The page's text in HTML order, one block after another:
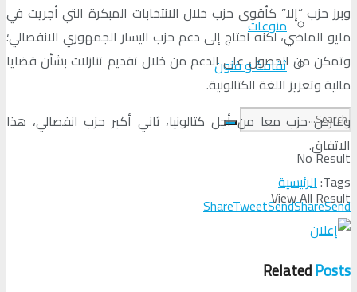
منوعات
ثقافة و فنون
No Result
View All Result
وبرز حزب “إلا” كأقوى حزب خلال الانتخابات المبكرة التي أجريت في
مايو الماضي، لكنه احتاج إلى دعم حزب اليسار الجمهوري الانفصالي؛
وتمكن من الحصول على الدعم من خلال تقديم تنازلات بشأن قضايا
مالية وتعزيز اللغة الكتالونية.
وعارض حزب معا من أجل كتالونيا، ثاني أكبر حزب انفصالي، هذا
الاتفاق.
Tags: الرئيسية
ShareTweetSendShareSend
RelatedPosts